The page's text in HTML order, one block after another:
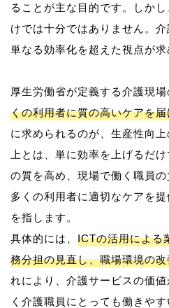
ることが主な目的です。しか
けでは十分ではありません。介
単なる効率化を超えた視点が求
厚生労働省が定義する介護現場
くの利用者に質の高いケアを
に求められるのが、生産性向
上とは、単に効率を上げるだ
の質を高め、現場で働く職員
多くの利用者に適切なケアを
を指します。
具体的には、 ICTの活用による
務分担の見直し、職場環境の
れにより、介護サービスの価
く介護職員にとっても働きやす